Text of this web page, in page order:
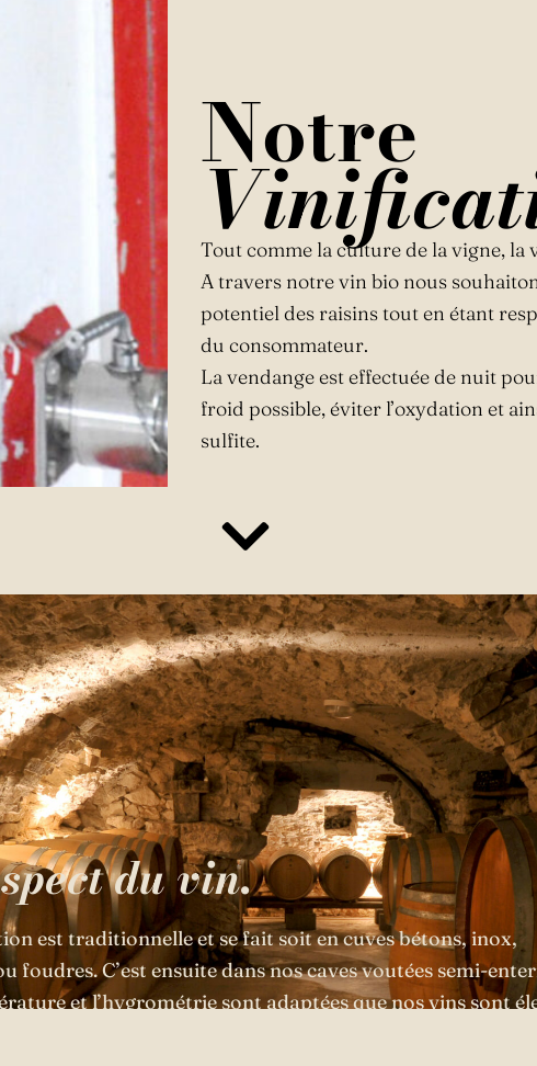
Notre
Tout comme la culture de la vigne, la
A travers notre vin bio nous
potentiel des raisins tout en étant
du consommateur.
La vendange est effectuée de nuit
froid possible, éviter l’oxydation et
sulfite.
du vin.
est traditionnelle et se fait soit en cuves bétons, inox,
foudres. C’est ensuite dans nos caves voutées semi-
et l’hygrométrie sont adaptées que nos vins sont